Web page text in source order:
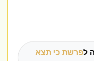
פרשת כי תצא